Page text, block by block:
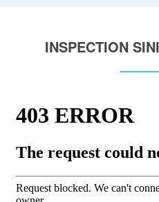
INSPECTION